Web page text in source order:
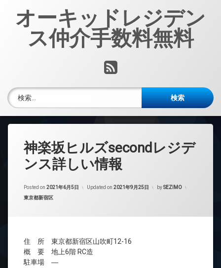
オーキッドレジデン
ス仲介手数料無料
RSS
検索:
神楽坂ヒルズsecondレジデ
ンス詳しい情報
Posted on 2021年6月5日 Updated on 2021年9月25日 bySEZIMO
カテゴリー:
東京都新宿区
住 所 東京都新宿区山吹町12-16
概 要 地上6階 RC造
駐車場 ―